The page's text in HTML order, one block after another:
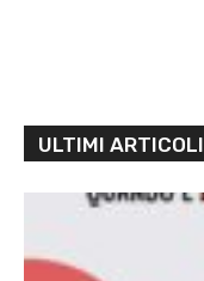
ULTIMI ARTICOLI